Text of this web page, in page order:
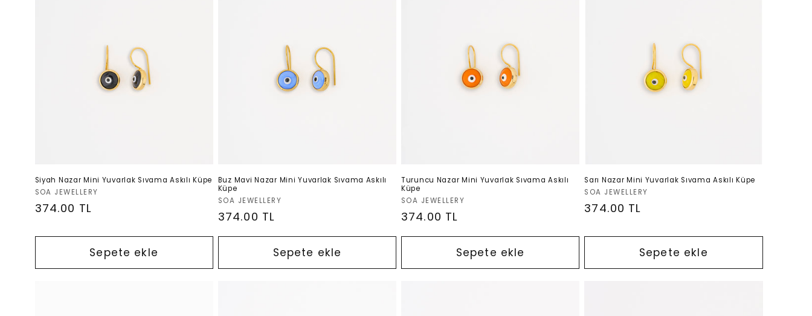
Siyah Nazar Mini Yuvarlak Sıvama Askılı Küpe
Satıcı:
SOA JEWELLERY
Normal
374.00 TL
Sepete ekle
Buz Mavi Nazar Mini Yuvarlak Sıvama Askılı
Küpe
Satıcı:
SOA JEWELLERY
Normal
374.00 TL
Sepete ekle
Turuncu Nazar Mini Yuvarlak Sıvama Askılı
Küpe
Satıcı:
SOA JEWELLERY
Normal
374.00 TL
Sepete ekle
Sarı Nazar Mini Yuvarlak Sıvama Askılı Küpe
Satıcı:
SOA JEWELLERY
Normal
374.00 TL
Sepete ekle